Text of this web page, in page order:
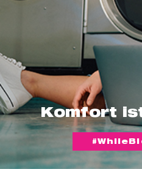
Komfort